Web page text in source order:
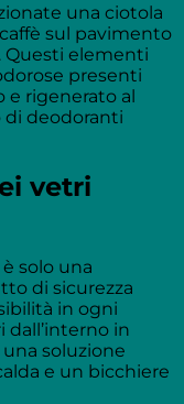
una ciotola
sul pavimento
Questi elementi
presenti
e rigenerato al
di deodoranti
vetri
solo una
di sicurezza
in ogni
dall’interno in
soluzione
e un bicchiere